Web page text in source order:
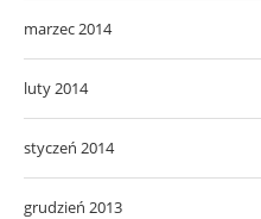
marzec 2014
luty 2014
styczeń 2014
grudzień 2013